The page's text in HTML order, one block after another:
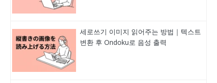
세로쓰기 이미지 읽어주는 방법｜텍스트
변환 후 Ondoku로 음성 출력